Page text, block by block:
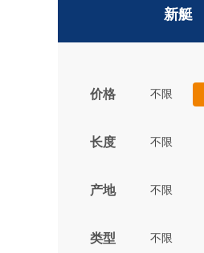
新艇
价格 不限
长度 不限
产地 不限
类型 不限